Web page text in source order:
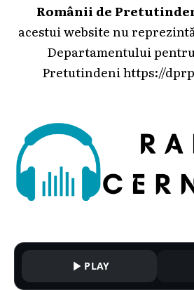
Românii de
acestui website nu
Departamentului
Pretutindeni https://
PLAY